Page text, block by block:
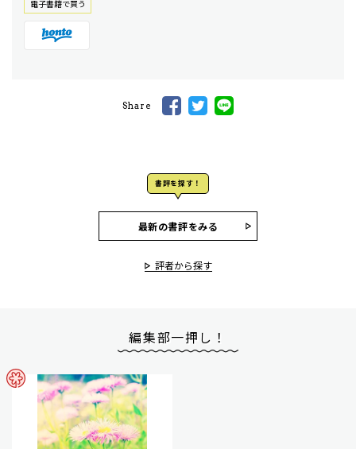
電⼦書籍で買う
Share
書評を探す！
最新の書評をみる
評者から探す
編集部一押し！